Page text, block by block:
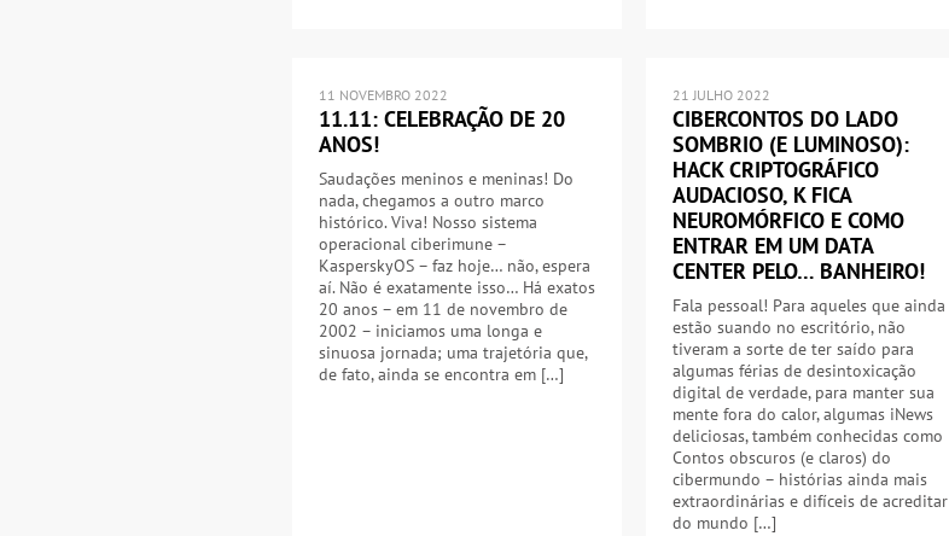
11 NOVEMBRO 2022
11.11: CELEBRAÇÃO DE 20
ANOS!
Saudações meninos e meninas! Do
nada, chegamos a outro marco
histórico. Viva! Nosso sistema
operacional ciberimune –
KasperskyOS – faz hoje… não, espera
aí. Não é exatamente isso… Há exatos
20 anos – em 11 de novembro de
2002 – iniciamos uma longa e
sinuosa jornada; uma trajetória que,
de fato, ainda se encontra em […]
21 JULHO 2022
CIBERCONTOS DO LADO
SOMBRIO (E LUMINOSO):
HACK CRIPTOGRÁFICO
AUDACIOSO, K FICA
NEUROMÓRFICO E COMO
ENTRAR EM UM DATA
CENTER PELO… BANHEIRO!
Fala pessoal! Para aqueles que ainda
estão suando no escritório, não
tiveram a sorte de ter saído para
algumas férias de desintoxicação
digital de verdade, para manter sua
mente fora do calor, algumas iNews
deliciosas, também conhecidas como
Contos obscuros (e claros) do
cibermundo – histórias ainda mais
extraordinárias e difíceis de acreditar
do mundo […]